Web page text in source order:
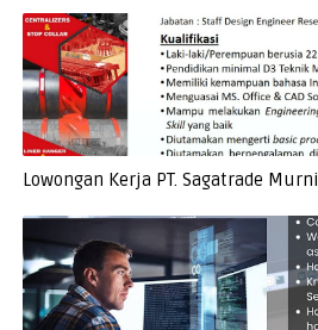
Lowongan Kerja PT. Sagatrade Murni